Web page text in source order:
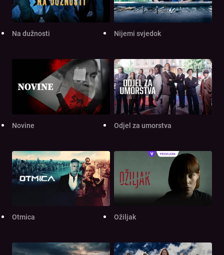
Na dužnosti Nijemi svjedok
Novine Odjel za umorstva
Otmica Ožiljak